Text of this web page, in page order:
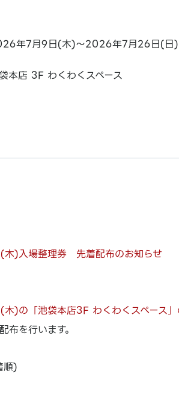
年7月9日(木)～2026年7月26日(日)
本店 3F わくわくスペース
)入場整理券 先着配布のお知らせ
)の「池袋本店3F わくわくスペース
布を行います。
順)